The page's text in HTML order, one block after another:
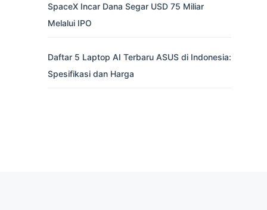
SpaceX Incar Dana Segar USD 75 Miliar
Melalui IPO
Daftar 5 Laptop AI Terbaru ASUS di Indonesia:
Spesifikasi dan Harga